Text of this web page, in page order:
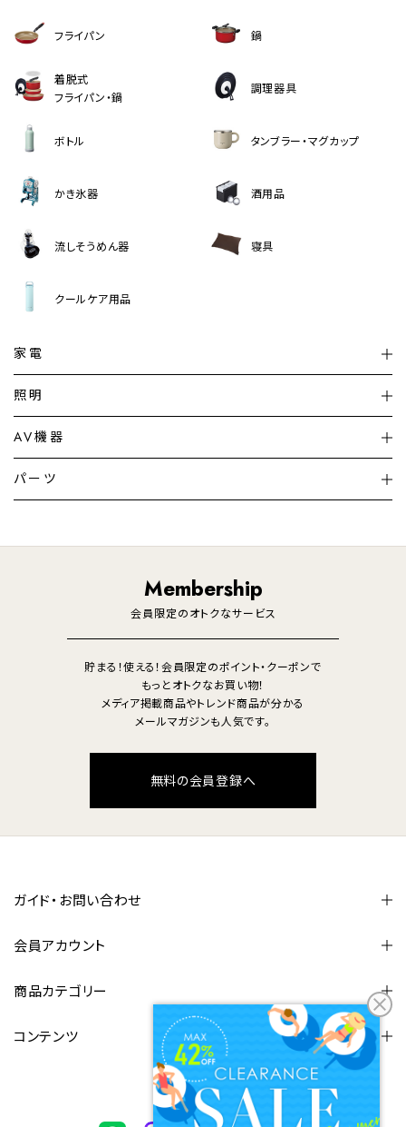
フライパン 鍋
着脱式
フライパン・鍋
調理器具
ボトル タンブラー・マグカップ
かき氷器 酒用品
流しそうめん器 寝具
クールケア用品
家電
加湿器・空気清浄機
暖房機 掃除機
調理家電 生活家電
照明
シーリングライト
デスクライト
AV機器
テレビ
パーツ
Membership
会員限定のオトクなサービス
貯まる！使える！会員限定のポイント・クーポンで
もっとオトクなお買い物！
メディア掲載商品やトレンド商品が分かる
メールマガジンも人気です。
無料の会員登録へ
ガイド・お問い合わせ
会員アカウント
商品カテゴリー
コンテンツ
FOLLOW US